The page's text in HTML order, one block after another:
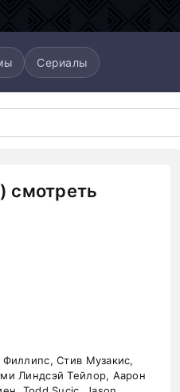
Сериалы
смотреть
Стив Музакис,
Линдсэй Тейлор, Аарон